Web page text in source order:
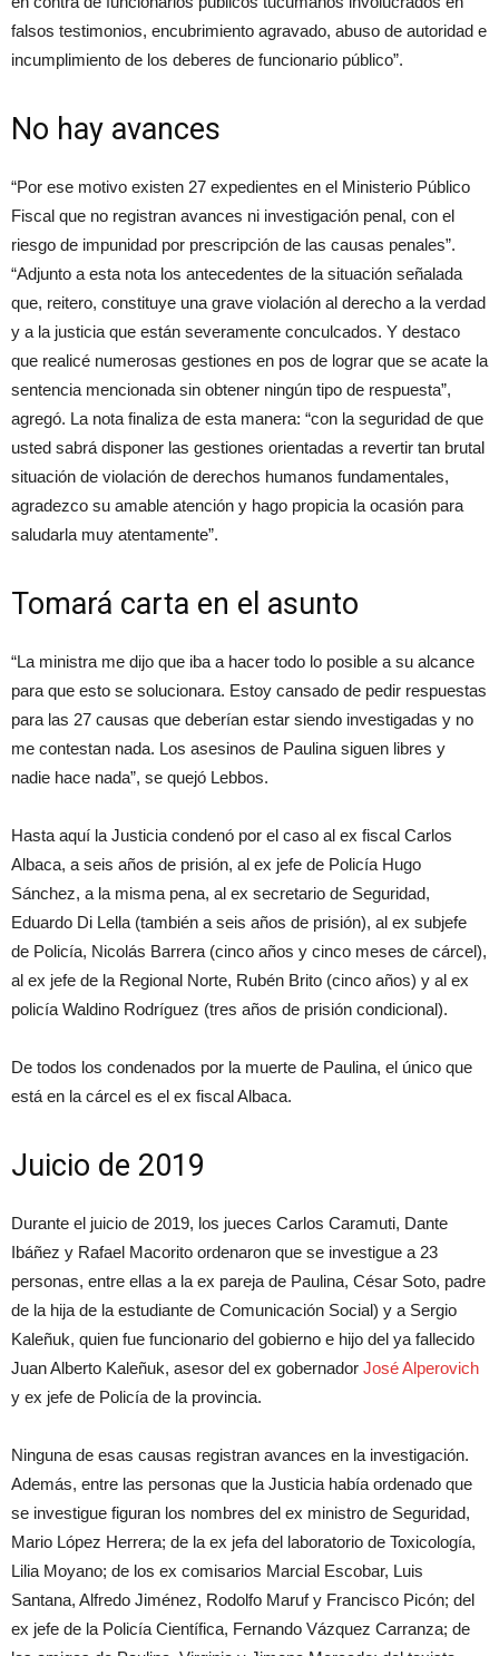
falsos testimonios, encubrimiento agravado, abuso de autoridad e
incumplimiento de los deberes de funcionario público”.
No hay avances
“Por ese motivo existen 27 expedientes en el Ministerio Público
Fiscal que no registran avances ni investigación penal, con el
riesgo de impunidad por prescripción de las causas penales”.
“Adjunto a esta nota los antecedentes de la situación señalada
que, reitero, constituye una grave violación al derecho a la verdad
y a la justicia que están severamente conculcados. Y destaco
que realicé numerosas gestiones en pos de lograr que se acate la
sentencia mencionada sin obtener ningún tipo de respuesta”,
agregó. La nota finaliza de esta manera: “con la seguridad de que
usted sabrá disponer las gestiones orientadas a revertir tan brutal
situación de violación de derechos humanos fundamentales,
agradezco su amable atención y hago propicia la ocasión para
saludarla muy atentamente”.
Tomará carta en el asunto
“La ministra me dijo que iba a hacer todo lo posible a su alcance
para que esto se solucionara. Estoy cansado de pedir respuestas
para las 27 causas que deberían estar siendo investigadas y no
me contestan nada. Los asesinos de Paulina siguen libres y
nadie hace nada”, se quejó Lebbos.
Hasta aquí la Justicia condenó por el caso al ex fiscal Carlos
Albaca, a seis años de prisión, al ex jefe de Policía Hugo
Sánchez, a la misma pena, al ex secretario de Seguridad,
Eduardo Di Lella (también a seis años de prisión), al ex subjefe
de Policía, Nicolás Barrera (cinco años y cinco meses de cárcel),
al ex jefe de la Regional Norte, Rubén Brito (cinco años) y al ex
policía Waldino Rodríguez (tres años de prisión condicional).
De todos los condenados por la muerte de Paulina, el único que
está en la cárcel es el ex fiscal Albaca.
Juicio de 2019
Durante el juicio de 2019, los jueces Carlos Caramuti, Dante
Ibáñez y Rafael Macorito ordenaron que se investigue a 23
personas, entre ellas a la ex pareja de Paulina, César Soto, padre
de la hija de la estudiante de Comunicación Social) y a Sergio
Kaleñuk, quien fue funcionario del gobierno e hijo del ya fallecido
Juan Alberto Kaleñuk, asesor del ex gobernador José Alperovich
y ex jefe de Policía de la provincia.
Ninguna de esas causas registran avances en la investigación.
Además, entre las personas que la Justicia había ordenado que
se investigue figuran los nombres del ex ministro de Seguridad,
Mario López Herrera; de la ex jefa del laboratorio de Toxicología,
Lilia Moyano; de los ex comisarios Marcial Escobar, Luis
Santana, Alfredo Jiménez, Rodolfo Maruf y Francisco Picón; del
ex jefe de la Policía Científica, Fernando Vázquez Carranza; de